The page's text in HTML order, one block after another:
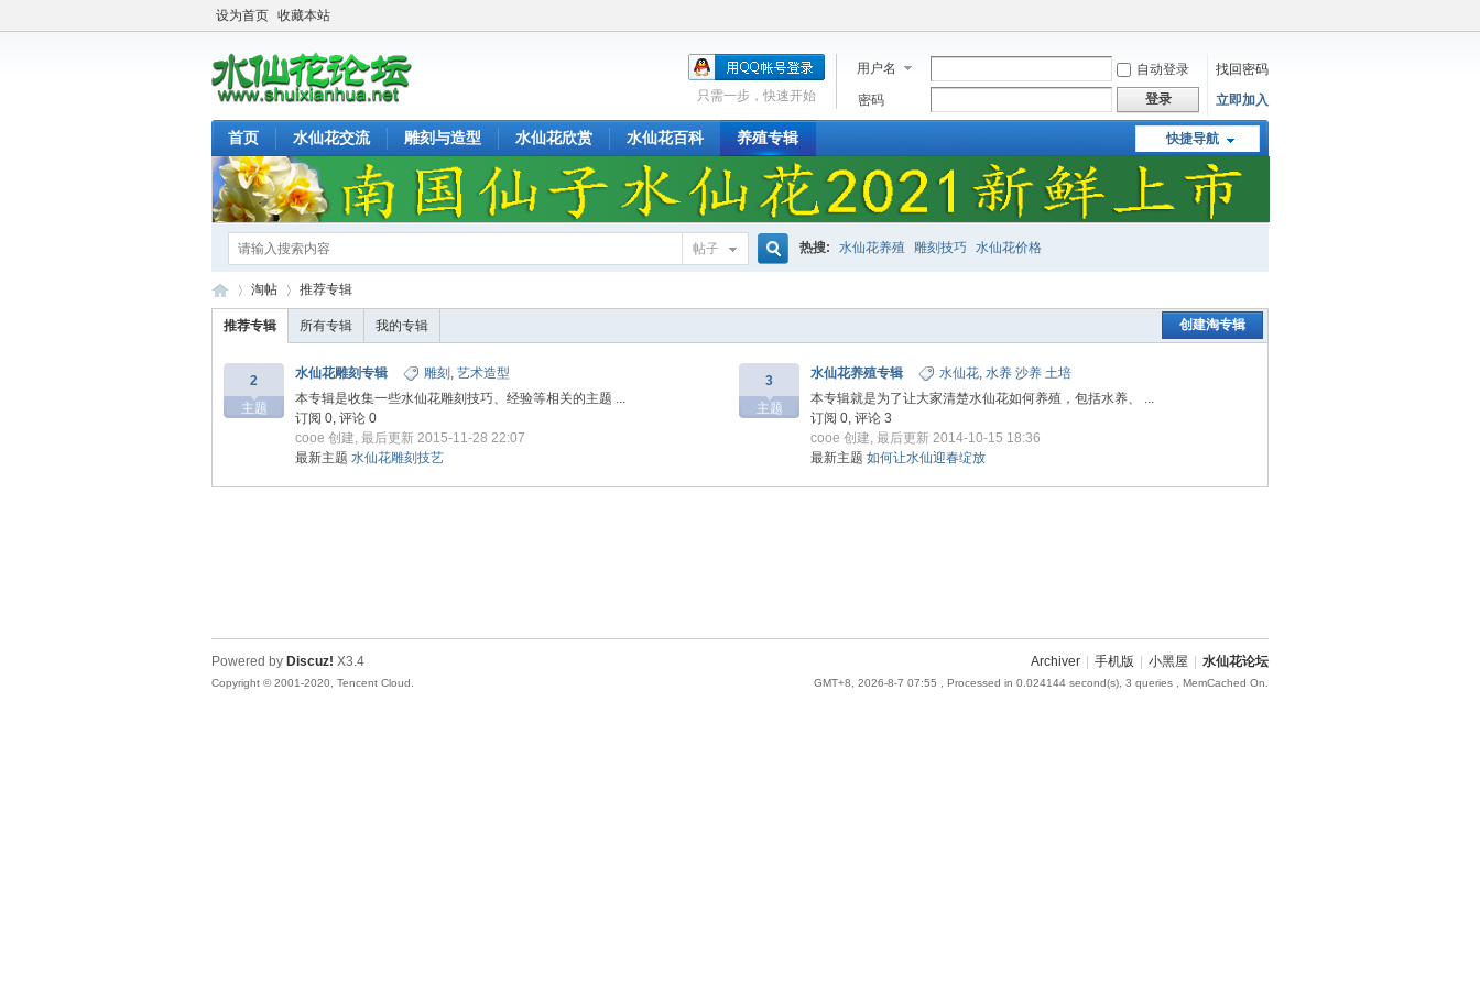
设为首页 收藏本站
用户名 自动登录
找回密码
密码
登录 立即加入
只需一步，快速开始
快捷导航
首页 水仙花交流 雕刻与造型 水仙花欣赏 水仙花百科 养殖专辑
帖子
索
热搜: 水仙花养殖 雕刻技巧 水仙花价格
淘帖 推荐专辑
创建淘专辑
推荐专辑 所有专辑 我的专辑
2
主题
水仙花雕刻专辑 雕刻 , 艺术造型
本专辑是收集一些水仙花雕刻技巧、经验等相关的主题 ...
订阅 0, 评论 0
cooe 创建, 最后更新 2015-11-28 22:07
最新主题 水仙花雕刻技艺
3
主题
水仙花养殖专辑 水仙花,水养 沙养 土培
本专辑就是为了让大家清楚水仙花如何养殖，包括水养、 ...
订阅 0, 评论 3
cooe 创建, 最后更新 2014-10-15 18:36
最新主题如何让水仙迎春绽放
Archiver 手机版 小黑屋 水仙花论坛
GMT+8, 2026-8-7 07:55 , Processed in 0.024144 second(s), 3 queries , MemCached On.
Powered by Discuz! X3.4
Copyright © 2001-2020, Tencent Cloud.